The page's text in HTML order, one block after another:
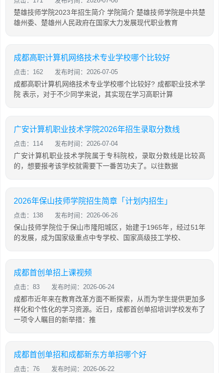
楚雄技师学院2023年招生简介 学院简介 楚雄技师学院是中共楚
雄州委、楚雄州人民政府在国家大力发展现代职业教育
成都高职计算机网络技术专业学校哪个比较好
点击：162 发布时间：2026-07-05
成都高职计算机网络技术专业学校哪个比较好? 成都职业技术学
院 表示，对于不少同学来说，其实现在学习高职计算
广安计算机职业技术学院2026年招生录取分数线
点击：114 发布时间：2026-07-04
广安计算机职业技术学院属于专科院校，录取分数线是比较高
的，想要报考该学校就需要下一番苦功夫了。以往数据
2026年保山技师学院招生简章「计划内招生」
点击：138 发布时间：2026-06-26
保山技师学院位于保山市隆阳城区，始建于1965年，经过51年
的发展，成为国家级重点中专学校、国家高级技工学校、
成都首创单招上课视频
点击：83 发布时间：2026-06-24
成都市近年来在教育改革方面不断探索，从而为学生提供更加多
样化和个性化的学习资源。近日，成都首创单招培训学校发布了
一项令人瞩目的新举措：推
成都首创单招和成都新东方单招哪个好
点击：76 发布时间：2026-06-22